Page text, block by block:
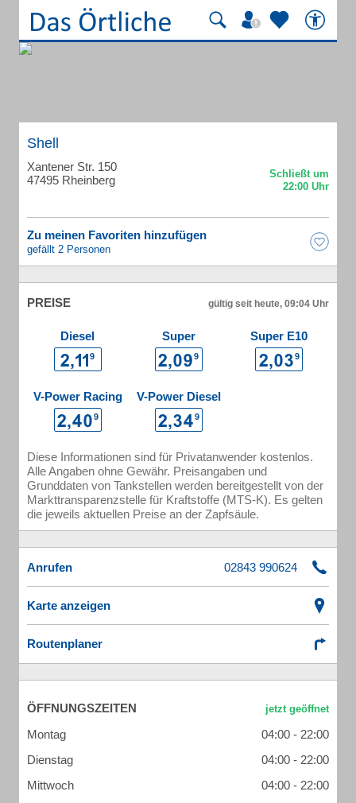
Shell
Xantener Str. 150
47495 Rheinberg
Zu meinen Favoriten hinzufügen
gefällt 2 Personen
PREISE gültig seit heute, 09:04 Uhr
Diesel Super Super E10
V-Power Racing V-Power Diesel
Diese Informationen sind für Privatanwender kostenlos.
Alle Angaben ohne Gewähr. Preisangaben und
Grunddaten von Tankstellen werden bereitgestellt von der
Markttransparenzstelle für Kraftstoffe (MTS-K). Es gelten
die jeweils aktuellen Preise an der Zapfsäule.
Anrufen
Karte anzeigen
Routenplaner
ÖFFNUNGSZEITEN
Montag
04:00 - 22:00
Dienstag
04:00 - 22:00
Mittwoch
04:00 - 22:00